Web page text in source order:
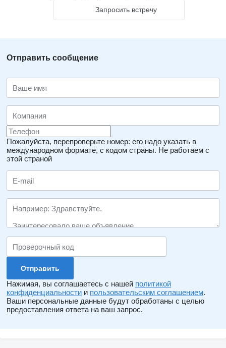
Запросить встречу
Отправить сообщение
Пожалуйста, перепроверьте номер: его надо указать в
международном формате, с кодом страны. Не работаем с
этой страной
Нажимая, вы соглашаетесь с нашей политикой
конфиденциальности и пользовательским соглашением.
Ваши персональные данные будут обработаны с целью
предоставления ответа на ваш запрос.